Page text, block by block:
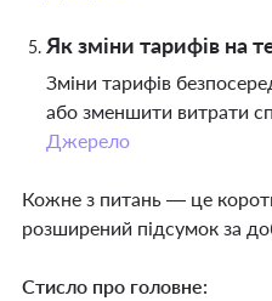
Як зміни тарифів на
Зміни тарифів
або зменшити витрати
Джерело
Кожне з питань — це
розширений підсумок за
Стисло про головне: